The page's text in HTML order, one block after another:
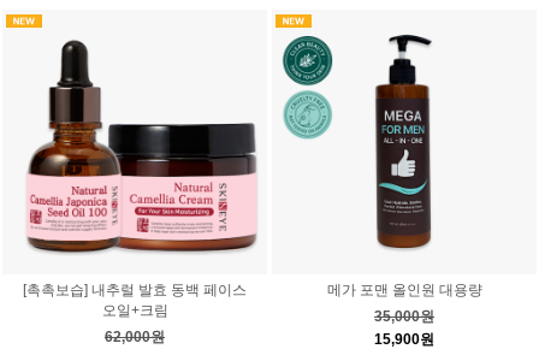
[촉촉보습] 내추럴 발효 동백 페이스
오일+크림
62,000원
메가 포맨 올인원 대용량
35,000원
15,900원